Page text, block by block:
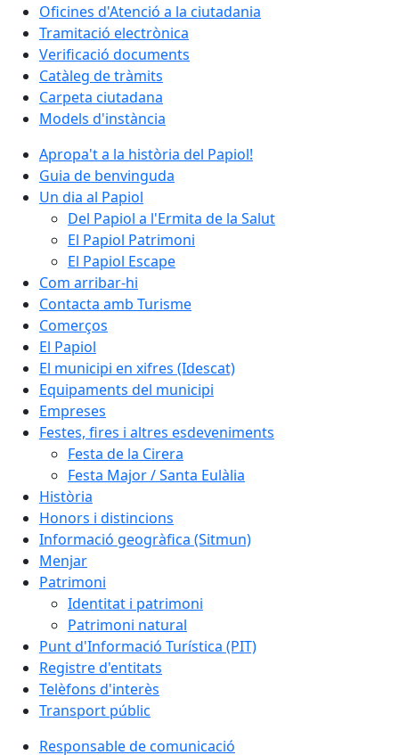
Oficines d'Atenció a la ciutadania
Tramitació electrònica
Verificació documents
Catàleg de tràmits
Carpeta ciutadana
Models d'instància
Apropa't a la història del Papiol!
Guia de benvinguda
Un dia al Papiol
Del Papiol a l'Ermita de la Salut
El Papiol Patrimoni
El Papiol Escape
Com arribar-hi
Contacta amb Turisme
Comerços
El Papiol
El municipi en xifres (Idescat)
Equipaments del municipi
Empreses
Festes, fires i altres esdeveniments
Festa de la Cirera
Festa Major / Santa Eulàlia
Història
Honors i distincions
Informació geogràfica (Sitmun)
Menjar
Patrimoni
Identitat i patrimoni
Patrimoni natural
Punt d'Informació Turística (PIT)
Registre d'entitats
Telèfons d'interès
Transport públic
Responsable de comunicació